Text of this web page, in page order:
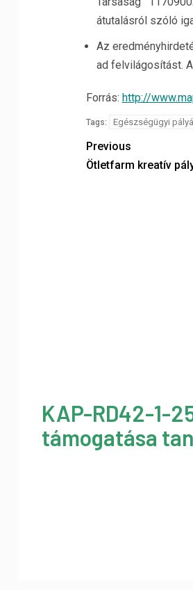
átutalásról szóló
Az
ad felvilágosítást.
Forrás: http://
Tags: Egészségügyi
Previous
Ötletfarm kreatív
KAP-RD42-1-
támogatása